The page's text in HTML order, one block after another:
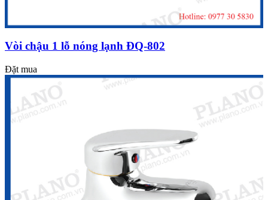
Vòi chậu 1 lỗ nóng lạnh ĐQ-802
Đặt mua